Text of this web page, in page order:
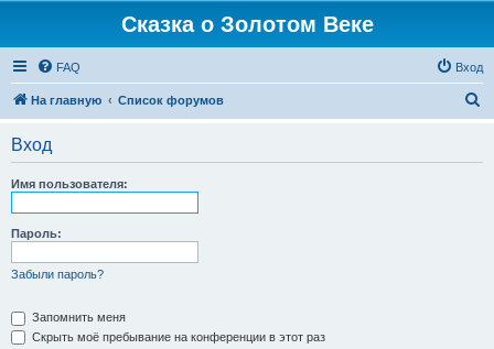
Сказка о Золотом Веке
FAQ Вход
На главную Список форумов
Вход
Имя пользователя:
Пароль:
Забыли пароль?
Запомнить меня
Скрыть моё пребывание на конференции в этот раз